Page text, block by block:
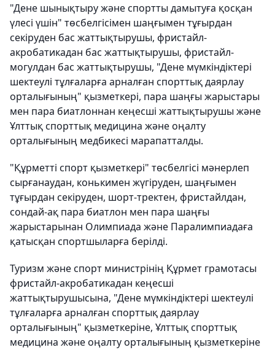
"Дене шынықтыру және спортты дамытуға қосқан
үлесі үшін" төсбелгісімен шаңғымен тұғырдан
секіруден бас жаттықтырушы, фристайл-
акробатикадан бас жаттықтырушы, фристайл-
могулдан бас жаттықтырушы, "Дене мүмкіндіктері
шектеулі тұлғаларға арналған спорттық даярлау
орталығының" қызметкері, пара шаңғы жарыстары
мен пара биатлоннан кеңесші жаттықтырушы және
Ұлттық спорттық медицина және оңалту
орталығының медбикесі марапатталды.
"Құрметті спорт қызметкері" төсбелгісі мәнерлеп
сырғанаудан, конькимен жүгіруден, шаңғымен
тұғырдан секіруден, шорт-тректен, фристайлдан,
сондай-ақ пара биатлон мен пара шаңғы
жарыстарынан Олимпиада және Паралимпиадаға
қатысқан спортшыларға берілді.
Туризм және спорт министрінің Құрмет грамотасы
фристайл-акробатикадан кеңесші
жаттықтырушысына, "Дене мүмкіндіктері шектеулі
тұлғаларға арналған спорттық даярлау
орталығының" қызметкеріне, Ұлттық спорттық
медицина және оңалту орталығының қызметкеріне